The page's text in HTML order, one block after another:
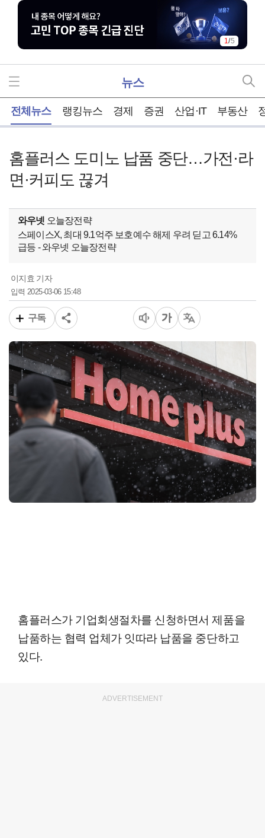
1/5
뉴스
전체뉴스 랭킹뉴스 경제 증권 산업·IT 부동산
홈플러스 도미노 납품 중단…가전·라
면·커피도 끊겨
와우넷 오늘장전략
스페이스X, 최대 9.1억주 보호예수 해제 우려 딛고 6.14%
급등 - 와우넷 오늘장전략
이지효 기자
입력2025-03-06 15:48
구독
홈플러스가 기업회생절차를 신청하면서 제품을
납품하는 협력 업체가 잇따라 납품을 중단하고
있다.
ADVERTISEMENT